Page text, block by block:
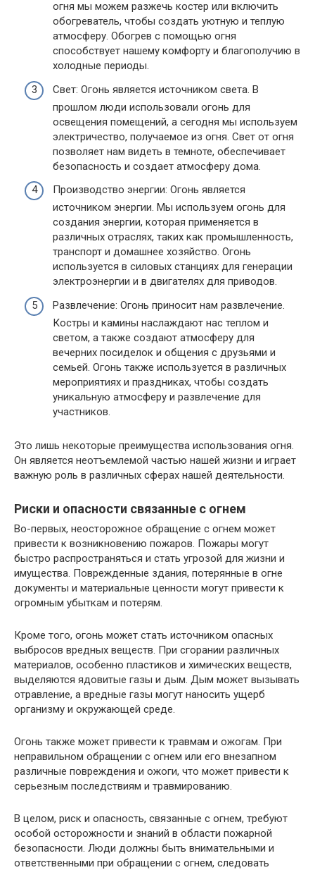
огня мы можем разжечь костер или включить
обогреватель, чтобы создать уютную и теплую
атмосферу. Обогрев с помощью огня
способствует нашему комфорту и благополучию в
холодные периоды.
Свет: Огонь является источником света. В
прошлом люди использовали огонь для
освещения помещений, а сегодня мы используем
электричество, получаемое из огня. Свет от огня
позволяет нам видеть в темноте, обеспечивает
безопасность и создает атмосферу дома.
Производство энергии: Огонь является
источником энергии. Мы используем огонь для
создания энергии, которая применяется в
различных отраслях, таких как промышленность,
транспорт и домашнее хозяйство. Огонь
используется в силовых станциях для генерации
электроэнергии и в двигателях для приводов.
Развлечение: Огонь приносит нам развлечение.
Костры и камины наслаждают нас теплом и
светом, а также создают атмосферу для
вечерних посиделок и общения с друзьями и
семьей. Огонь также используется в различных
мероприятиях и праздниках, чтобы создать
уникальную атмосферу и развлечение для
участников.
Это лишь некоторые преимущества использования огня.
Он является неотъемлемой частью нашей жизни и играет
важную роль в различных сферах нашей деятельности.
Риски и опасности связанные с огнем
Во-первых, неосторожное обращение с огнем может
привести к возникновению пожаров. Пожары могут
быстро распространяться и стать угрозой для жизни и
имущества. Поврежденные здания, потерянные в огне
документы и материальные ценности могут привести к
огромным убыткам и потерям.
Кроме того, огонь может стать источником опасных
выбросов вредных веществ. При сгорании различных
материалов, особенно пластиков и химических веществ,
выделяются ядовитые газы и дым. Дым может вызывать
отравление, а вредные газы могут наносить ущерб
организму и окружающей среде.
Огонь также может привести к травмам и ожогам. При
неправильном обращении с огнем или его внезапном
различные повреждения и ожоги, что может привести к
серьезным последствиям и травмированию.
В целом, риск и опасность, связанные с огнем, требуют
особой осторожности и знаний в области пожарной
безопасности. Люди должны быть внимательными и
ответственными при обращении с огнем, следовать